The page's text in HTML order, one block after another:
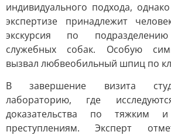
индивидуального подхода,
экспертизе принадлежит
экскурсия по
служебных собак. Особую
вызвал любвеобильный шпиц по
В завершение визита
лабораторию, где
доказательства по тяжким
преступлениям. Эксперт